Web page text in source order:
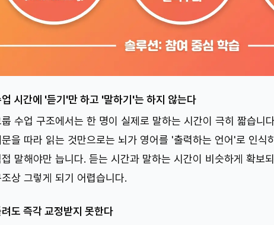
시간에 '듣기'만 하고 '말하기'는 하지 않는다
수업 구조에서는 한 명이 실제로 말하는 시간이 극히 짧습니
문을 따라 읽는 것만으로는 뇌가 영어를 '출력하는 언어'로 인식
접 말해야만 늡니다. 듣는 시간과 말하는 시간이 비슷하게 확보
상 그렇게 되기 어렵습니다.
도 즉각 교정받지 못한다